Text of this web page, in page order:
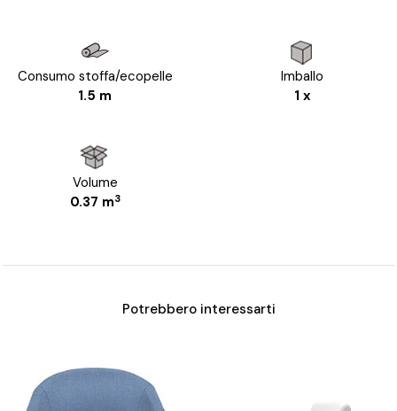
Consumo stoffa/ecopelle
1.5 m
Imballo
1 x
Volume
0.37 m3
Potrebbero interessarti